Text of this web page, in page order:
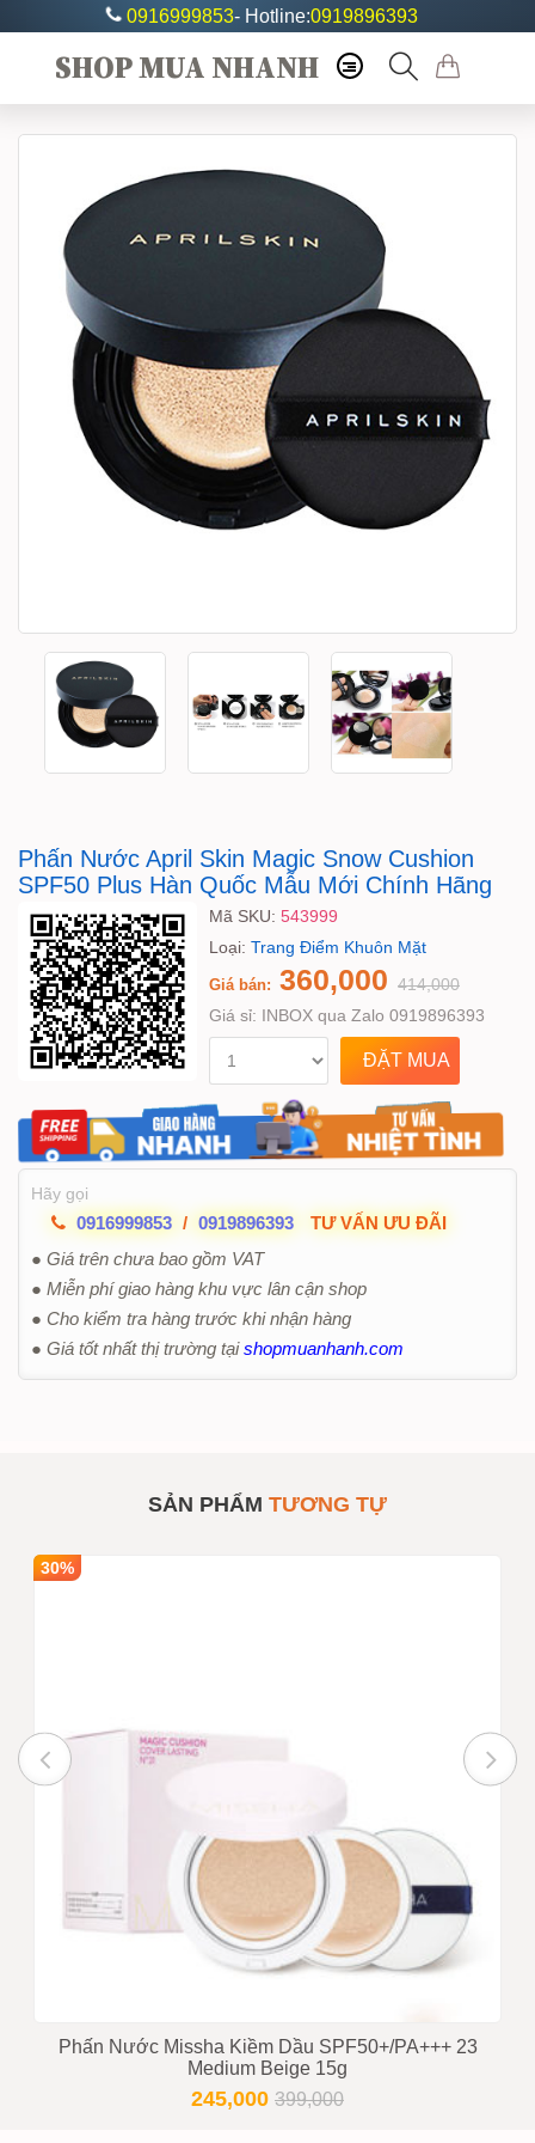
0916999853- Hotline:0919896393
SHOP MUA NHANH
Phấn Nước April Skin Magic Snow Cushion
SPF50 Plus Hàn Quốc Mẫu Mới Chính Hãng
Mã SKU: 543999
Loại: Trang Điểm Khuôn Mặt
Giá bán: 360,000 414,000
Giá sỉ: INBOX qua Zalo 0919896393
Hãy gọi
0916999853 / 0919896393
TƯ VẤN ƯU ĐÃI
● Giá trên chưa bao gồm VAT
● Miễn phí giao hàng khu vực lân cận shop
● Cho kiểm tra hàng trước khi nhận hàng
● Giá tốt nhất thị trường tạishopmuanhanh.com
SẢN PHẨM TƯƠNG TỰ
30%
Phấn Nước Missha Kiềm Dầu SPF50+/PA+++ 23
Medium Beige 15g
245,000 399,000